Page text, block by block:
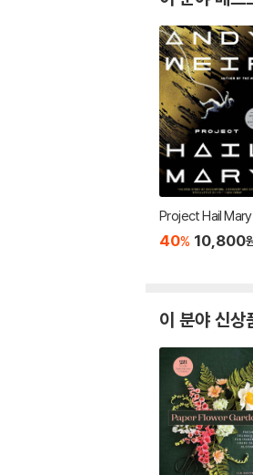
Project Hail Mary
40% 10,800
이 분야 신상